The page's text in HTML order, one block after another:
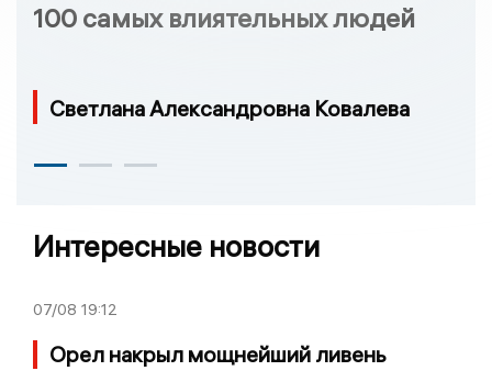
100 самых влиятельных людей
Светлана Александровна Ковалева
Интересные новости
07/08 19:12
Орел накрыл мощнейший ливень